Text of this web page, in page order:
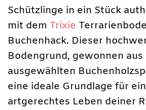
Schützlinge in ein Stück
mit dem Trixie
Buchenhack. Dieser
Bodengrund, gewonnen
ausgewählten
eine ideale Grundlage für
artgerechtes Leben deiner